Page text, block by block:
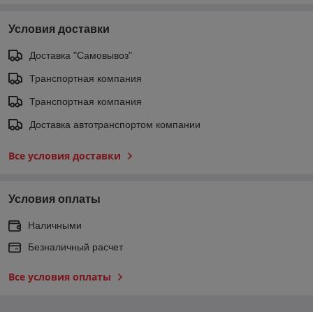
Условия доставки
Доставка "Самовывоз"
Транспортная компания
Транспортная компания
Доставка автотранспортом компании
Все условия доставки
Условия оплаты
Наличными
Безналичный расчет
Все условия оплаты